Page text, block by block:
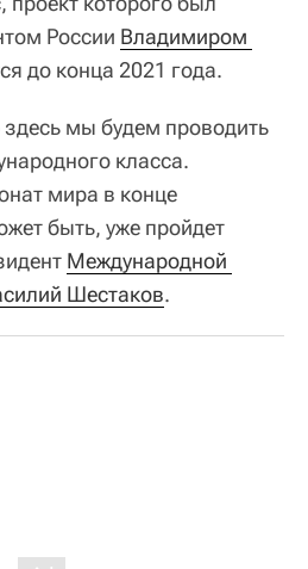
России Владимиром
до конца 2021 года.
мы будем проводить
класса.
мира в конце
быть, уже пройдет
Международной
Шестаков.